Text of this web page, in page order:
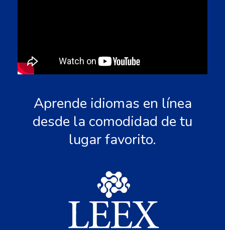
Aprende idiomas en línea
desde la comodidad de tu
lugar favorito.